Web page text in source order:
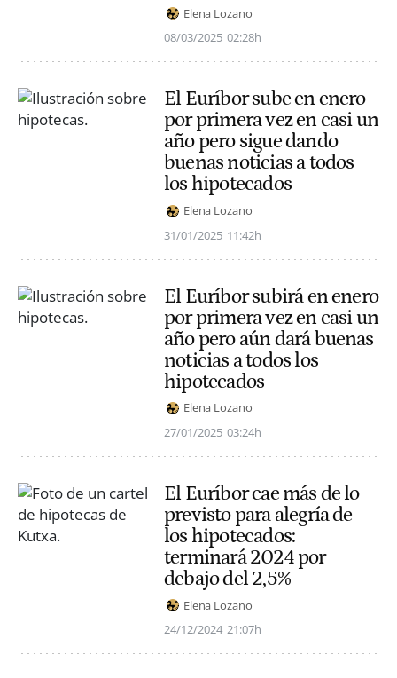
Elena Lozano
08/03/2025 02:28h
El Euríbor sube en enero
por primera vez en casi un
año pero sigue dando
buenas noticias a todos
los hipotecados
Elena Lozano
31/01/2025 11:42h
El Euríbor subirá en enero
por primera vez en casi un
año pero aún dará buenas
noticias a todos los
hipotecados
Elena Lozano
27/01/2025 03:24h
El Euríbor cae más de lo
previsto para alegría de
los hipotecados:
terminará 2024 por
debajo del 2,5%
Elena Lozano
24/12/2024 21:07h